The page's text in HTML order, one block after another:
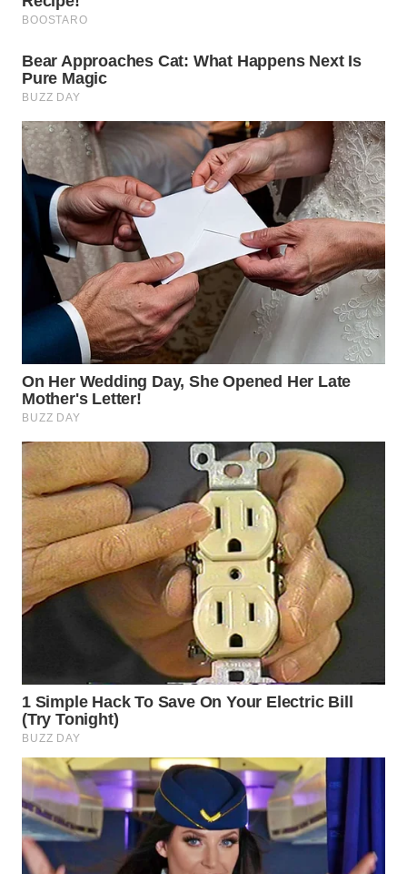
WN
SELATAN
TANJUNG
LESUNG
WN
KARO
WN
SIMALUNGUN
WN
LABUHANBATU
WN
TAPANULI
TENGAH
WN DELI
SERDANG
WN
TEBING
TINGGI
WN
KARAWANG
WN
BEKASI
WN
BOGOR